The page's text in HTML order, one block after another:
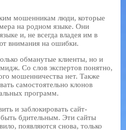
мошенникам люди, которые
на родном языке. Они
и, не всегда владея им в
внимания на ошибки.
обманутые клиенты, но и
Со слов экспертов понятно,
мошенничества нет. Также
самостоятельно клонов
программ.
и заблокировать сайт-
бдительным. Эти сайты
появляются снова, только